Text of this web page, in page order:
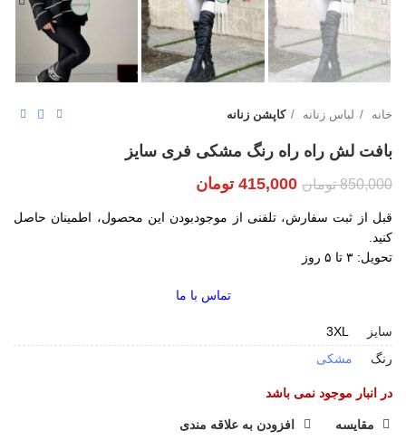
خانه لباس زنانه کاپشن زنانه
بافت لش راه راه رنگ مشکی فری سایز
850,000 تومان 415,000 تومان
قبل از ثبت سفارش، تلفنی از موجودبودن این محصول، اطمینان حاصل
کنید.
تحویل: ۳ تا ۵ روز
تماس با ما
سایز
3XL
رنگ
مشکی
در انبار موجود نمی باشد
مقایسه افزودن به علاقه مندی